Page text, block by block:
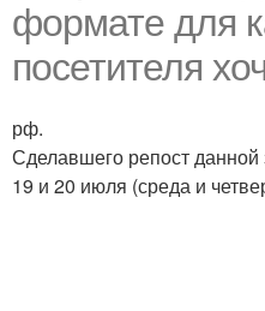
формате для
посетителя
рф.
Сделавшего репост данной
19 и 20 июля (среда и